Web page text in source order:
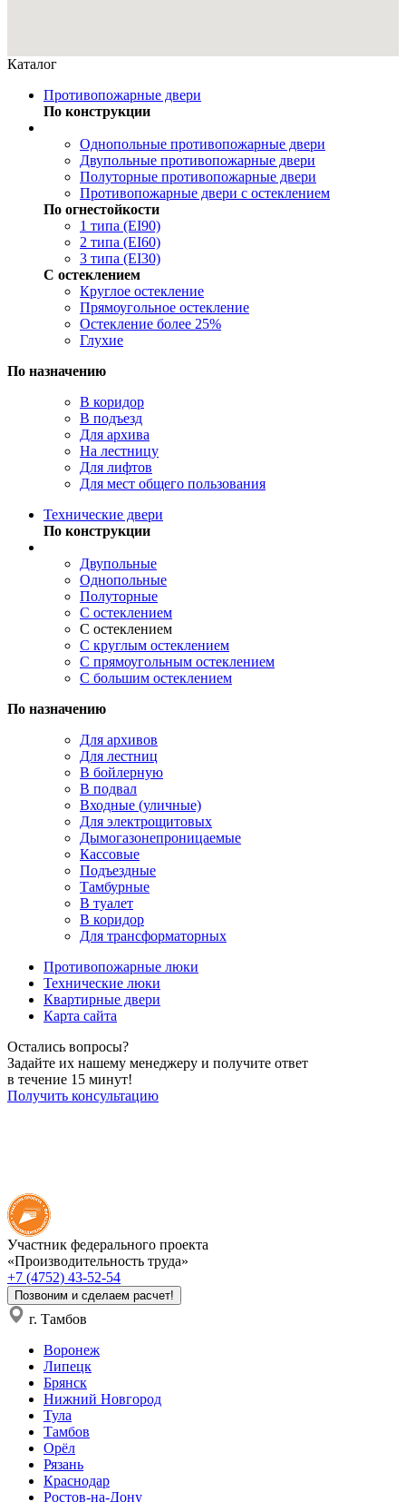
Каталог
Противопожарные двери
По конструкции
Однопольные противопожарные двери
Двупольные противопожарные двери
Полуторные противопожарные двери
Противопожарные двери с остеклением
По огнестойкости
1 типа (EI90)
2 типа (EI60)
3 типа (EI30)
С остеклением
Круглое остекление
Прямоугольное остекление
Остекление более 25%
Глухие
По назначению
В коридор
В подъезд
Для архива
На лестницу
Для лифтов
Для мест общего пользования
Технические двери
По конструкции
Двупольные
Однопольные
Полуторные
С остеклением
С остеклением
С круглым остеклением
С прямоугольным остеклением
С большим остеклением
По назначению
Для архивов
Для лестниц
В бойлерную
В подвал
Входные (уличные)
Для электрощитовых
Дымогазонепроницаемые
Кассовые
Подъездные
Тамбурные
В туалет
В коридор
Для трансформаторных
Противопожарные люки
Технические люки
Квартирные двери
Карта сайта
Остались вопросы?
Задайте их нашему менеджеру и получите ответ
в течение 15 минут!
Получить консультацию
Участник федерального проекта
«Производительность труда»
+7 (4752) 43-52-54
Позвоним и сделаем расчет!
г. Тамбов
Воронеж
Липецк
Брянск
Нижний Новгород
Тула
Тамбов
Орёл
Рязань
Краснодар
Ростов-на-Дону